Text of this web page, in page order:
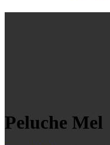
Peluche Mel